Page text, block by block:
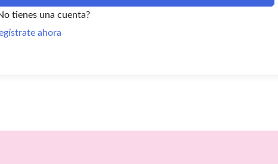
tienes una cuenta?
ahora